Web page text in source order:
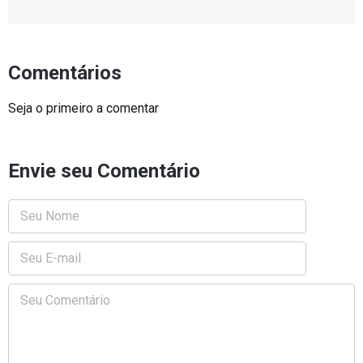
Comentários
Seja o primeiro a comentar
Envie seu Comentário